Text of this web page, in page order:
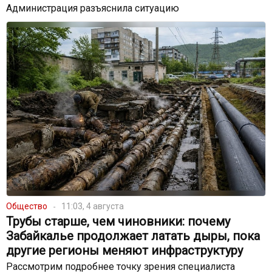
Администрация разъяснила ситуацию
Общество 11:03, 4 августа
Трубы старше, чем чиновники: почему
Забайкалье продолжает латать дыры, пока
другие регионы меняют инфраструктуру
Рассмотрим подробнее точку зрения специалиста